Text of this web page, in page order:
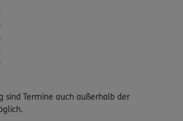
sind Termine auch außerhalb der